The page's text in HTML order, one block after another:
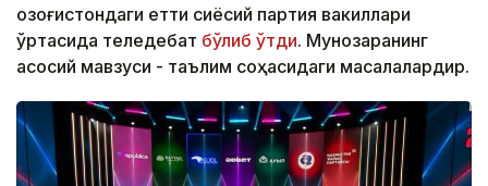
Қозоғистондаги етти сиёсий партия вакиллари
ўртасида теледебат бўлиб ўтди. Мунозаранинг
асосий мавзуси - таълим соҳасидаги масалалардир.